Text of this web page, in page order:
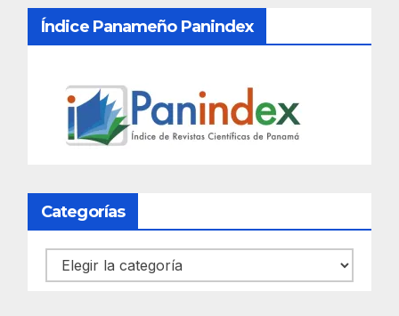
Índice Panameño Panindex
Categorías
Categorías